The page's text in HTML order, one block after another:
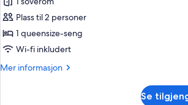
–
superior
Plass til 2 personer
1 queensize-seng
Wi-fi inkludert
Mer informasjon
Mer
Se